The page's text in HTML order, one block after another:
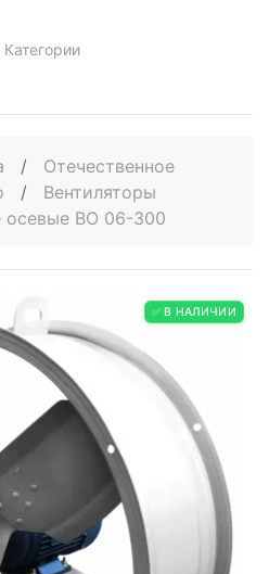
Категории
/
Отечественное
/
Вентиляторы
осевые ВО 06-300
✅ В НАЛИЧИИ